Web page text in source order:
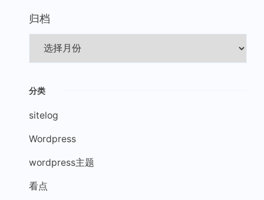
归档
分类
sitelog
Wordpress
wordpress主题
看点